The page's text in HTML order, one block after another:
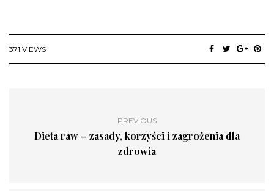
371 VIEWS
PREVIOUS
Dieta raw – zasady, korzyści i zagrożenia dla
zdrowia